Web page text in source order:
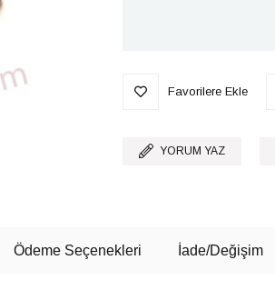
Favorilere Ekle
YORUM YAZ
Ödeme Seçenekleri İade/Değişim